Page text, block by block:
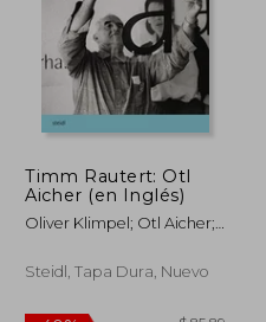
Timm Rautert: Otl
Aicher (en Inglés)
Oliver Klimpel; Otl Aicher;
Reynolds
Steidl, Tapa Dura, Nuevo